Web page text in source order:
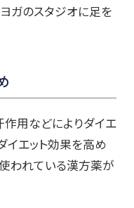
ガのスタジオに足を
作用などによりダイエ
イエット効果を高め
われている漢方薬が